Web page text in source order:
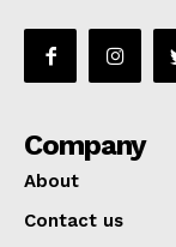
Company
About
Contact us